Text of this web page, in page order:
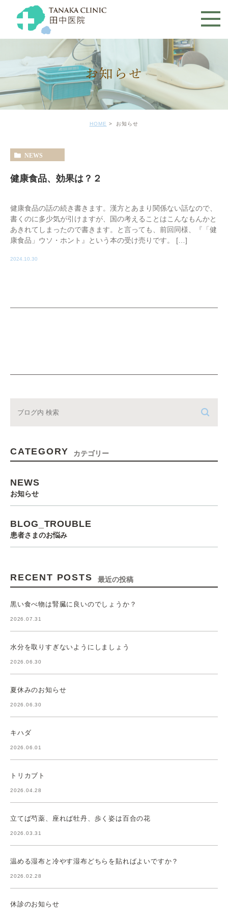
お知らせ
HOME お知らせ
NEWS
健康食品、効果は？２
健康食品の話の続き書きます。漢方とあまり関係ない話なので、
書くのに多少気が引けますが、国の考えることはこんなもんかと
あきれてしまったので書きます。と言っても、前回同様、『「健
康食品」ウソ・ホント』という本の受け売りです。 […]
2024.10.30
CATEGORY カテゴリー
NEWS
お知らせ
BLOG_TROUBLE
患者さまのお悩み
RECENT POSTS 最近の投稿
黒い食べ物は腎臓に良いのでしょうか？
2026.07.31
水分を取りすぎないようにしましょう
2026.06.30
夏休みのお知らせ
2026.06.30
キハダ
2026.06.01
トリカブト
2026.04.28
立てば芍薬、座れば牡丹、歩く姿は百合の花
2026.03.31
温める湿布と冷やす湿布どちらを貼ればよいですか？
2026.02.28
休診のお知らせ